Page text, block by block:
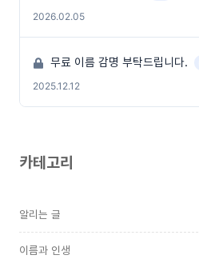
2026.02.05
무료 이름 감명 부탁드립니다.
2025.12.12
카테고리
알리는 글
이름과 인생